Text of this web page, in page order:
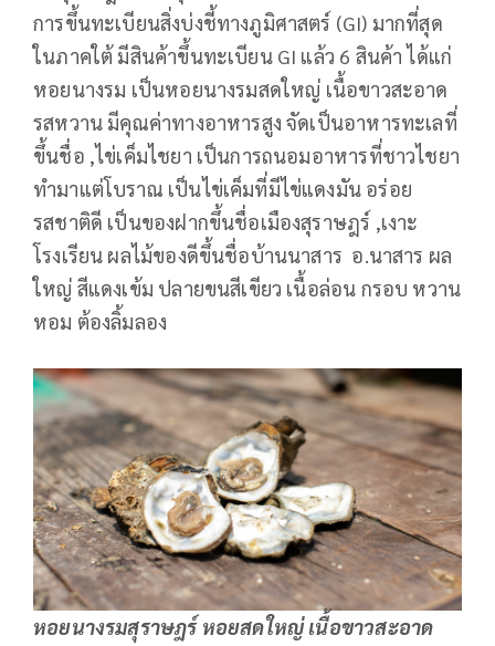
การขึ้นทะเบียนสิ่งบ่งชี้ทางภูมิศาสตร์ (GI) มากที่สุด
ในภาคใต้ มีสินค้าขึ้นทะเบียน GI แล้ว 6 สินค้า ได้แก่
หอยนางรม เป็นหอยนางรมสดใหญ่ เนื้อขาวสะอาด
รสหวาน มีคุณค่าทางอาหารสูง จัดเป็นอาหารทะเลที่
ขึ้นชื่อ ,ไข่เค็มไชยา เป็นการถนอมอาหารที่ชาวไชยา
ทำมาแต่โบราณ เป็นไข่เค็มที่มีไข่แดงมัน อร่อย
รสชาติดี เป็นของฝากขึ้นชื่อเมืองสุราษฎร์ ,เงาะ
โรงเรียน ผลไม้ของดีขึ้นชื่อบ้านนาสาร อ.นาสาร ผล
ใหญ่ สีแดงเข้ม ปลายขนสีเขียว เนื้อล่อน กรอบ หวาน
หอม ต้องลิ้มลอง
หอยนางรมสุราษฎร์ หอยสดใหญ่ เนื้อขาวสะอาด